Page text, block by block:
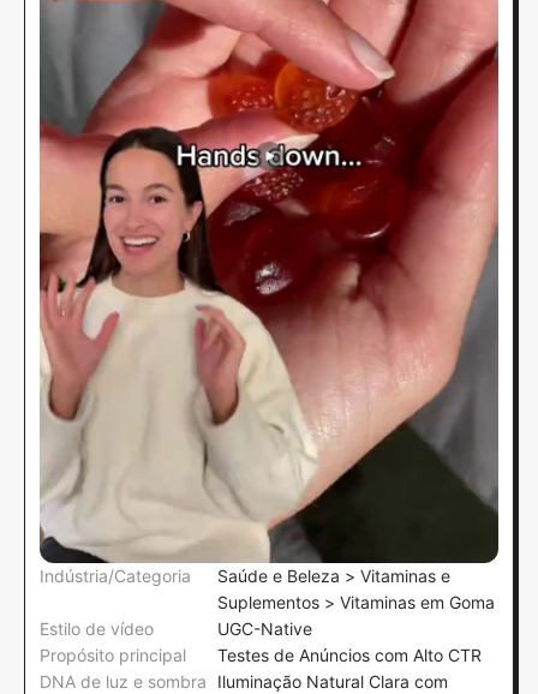
Indústria/Categoria
Saúde e Beleza > Vitaminas e
Suplementos > Vitaminas em Goma
Estilo de vídeo
UGC-Native
Propósito principal
Testes de Anúncios com Alto CTR
DNA de luz e sombra
Iluminação Natural Clara com